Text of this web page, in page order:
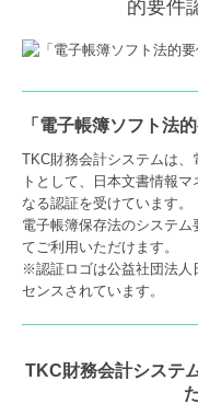
的要件
「電子帳簿ソフト法
TKC財務会計システムは
トとして、日本文書情報
なる認証を受けています。
電子帳簿保存法のシステ
てご利用いただけます。
※認証ロゴは公益社団法人
センスされています。
TKC財務会計システ